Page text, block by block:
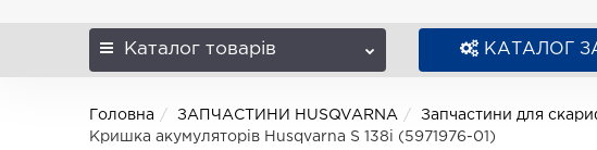
Каталог товарів КАТАЛОГ
Головна ЗАПЧАСТИНИ HUSQVARNA Запчастини для
Кришка акумуляторів Husqvarna S 138i (5971976-01)